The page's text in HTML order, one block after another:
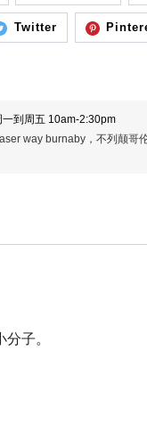
Twitter
一到周五 10am-2:30pm
way burnaby，不列颠哥
子。